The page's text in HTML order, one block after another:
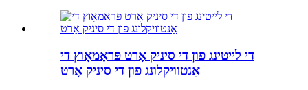
די לייטינג פון די סיניק אָרט פּראַמאָוץ די
אַנטוויקלונג פון די סיניק אָרט